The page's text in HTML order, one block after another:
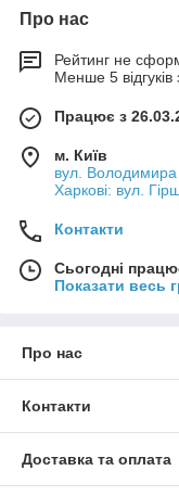
Про нас
Рейтинг не
Менше 5 відгуків
Працює з
м. Київ
вул.
Харкові: вул.
Контакти
Сьогодні
Показати весь
Про нас
Контакти
Доставка та оплата